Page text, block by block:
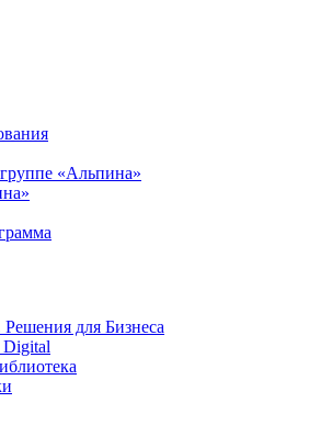
«Альпина»
для Бизнеса